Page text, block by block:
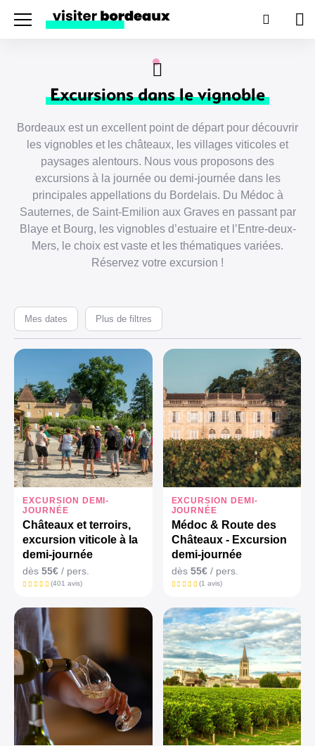
Menu
Excursions dans le vignoble
Bordeaux est un excellent point de départ pour découvrir
les vignobles et les châteaux, les villages viticoles et
paysages alentours. Nous vous proposons des
excursions à la journée ou demi-journée dans les
principales appellations du Bordelais. Du Médoc à
Sauternes, de Saint-Emilion aux Graves en passant par
Blaye et Bourg, les vignobles d’estuaire et l’Entre-deux-
Mers, le choix est vaste et les thématiques variées.
Réservez votre excursion !
Mes dates Plus de filtres
EXCURSION DEMI-
JOURNÉE
Châteaux et terroirs,
excursion viticole à la
demi-journée
dès 55€ / pers.
(401 avis)
EXCURSION DEMI-
JOURNÉE
Médoc & Route des
Châteaux - Excursion
demi-journée
dès 55€/ pers.
(1 avis)